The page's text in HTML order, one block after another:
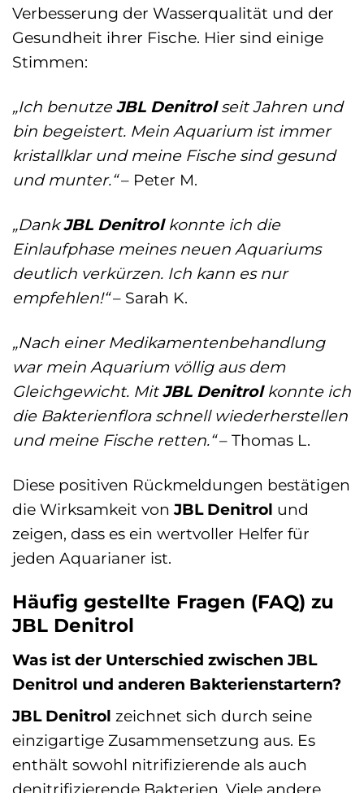
Verbesserung der Wasserqualität und der
Gesundheit ihrer Fische. Hier sind einige
Stimmen:
„Ich benutzeJBL Denitrolseit Jahren und
bin begeistert. Mein Aquarium ist immer
kristallklar und meine Fische sind gesund
und munter.“– Peter M.
„DankJBL Denitrolkonnte ich die
Einlaufphase meines neuen Aquariums
deutlich verkürzen. Ich kann es nur
empfehlen!“– Sarah K.
„Nach einer Medikamentenbehandlung
war mein Aquarium völlig aus dem
Gleichgewicht. MitJBL Denitrolkonnte ich
die Bakterienflora schnell wiederherstellen
und meine Fische retten.“– Thomas L.
Diese positiven Rückmeldungen bestätigen
die Wirksamkeit vonJBL Denitrol und
zeigen, dass es ein wertvoller Helfer für
jeden Aquarianer ist.
Häufig gestellte Fragen (FAQ) zu
JBL Denitrol
Was ist der Unterschied zwischen JBL
Denitrol und anderen Bakterienstartern?
JBL Denitrol zeichnet sich durch seine
einzigartige Zusammensetzung aus. Es
enthält sowohl nitrifizierende als auch